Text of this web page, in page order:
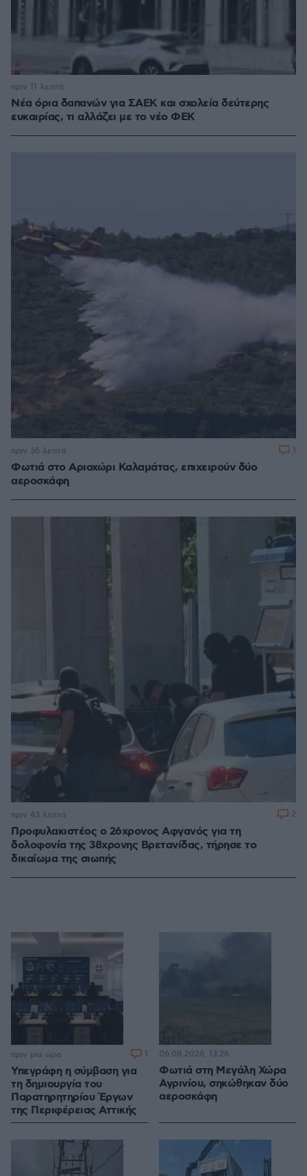
Νέα όρια δαπανών για ΣΑΕΚ και σχολεία δεύτερης
ευκαιρίας, τι αλλάζει με το νέο ΦΕΚ
πριν 11 λεπτά
Φωτιά στο Αριοχώρι Καλαμάτας, επιχειρούν δύο
αεροσκάφη
πριν 36 λεπτά 1
Προφυλακιστέος ο 26χρονος Αφγανός για τη
δολοφονία της 38χρονης Βρετανίδας, τήρησε το
δικαίωμα της σιωπής
πριν 43 λεπτά 2
Υπεγράφη η σύμβαση για
τη δημιουργία του
Παρατηρητηρίου Έργων
της Περιφέρειας Αττικής
πριν μία ώρα 1
Φωτιά στη Μεγάλη Χώρα
Αγρινίου, σηκώθηκαν δύο
αεροσκάφη
06.08.2026, 13:26